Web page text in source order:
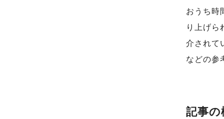
おうち時
り上げら
介されて
などの参
記事の